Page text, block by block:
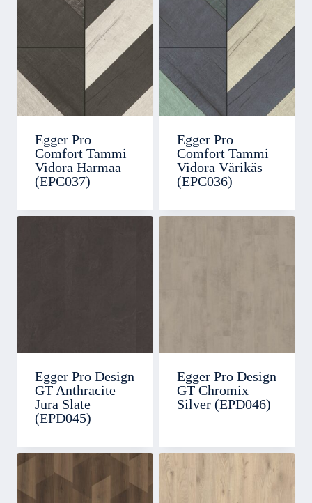
Egger Pro
Comfort Tammi
Vidora Harmaa
(EPC037)
Egger Pro
Comfort Tammi
Vidora Värikäs
(EPC036)
Egger Pro Design
GT Anthracite
Jura Slate
(EPD045)
Egger Pro Design
GT Chromix
Silver (EPD046)